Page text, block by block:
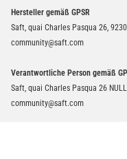
Hersteller gemäß GPSR
Saft, quai Charles Pasqua 26,
community@saft.com
Verantwortliche Person gemäß
Saft, quai Charles Pasqua 26
community@saft.com